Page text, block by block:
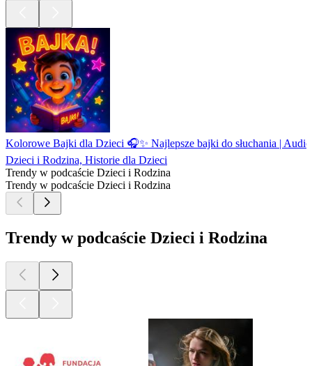
Kolorowe Bajki dla Dzieci 🎧✨ Najlepsze bajki do słuchania |
Dzieci i Rodzina, Historie dla Dzieci
Trendy w podcaście Dzieci i Rodzina
Trendy w podcaście Dzieci i Rodzina
Trendy w podcaście Dzieci i Rodzina